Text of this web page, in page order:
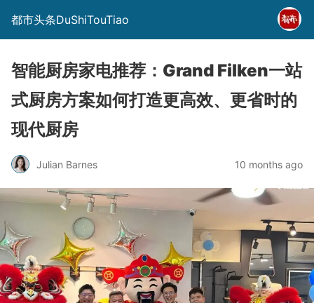
都市头条DuShiTouTiao
智能厨房家电推荐：Grand Filken一站
式厨房方案如何打造更高效、更省时的
现代厨房
Julian Barnes 10 months ago